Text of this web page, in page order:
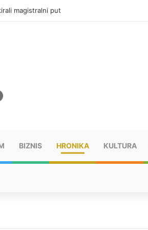
u selima kod Trebinja
BIZNIS HRONIKA KULTURA